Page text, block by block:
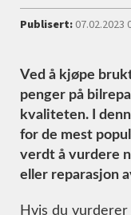
Publisert:07.02.2023
Ved å kjøpe
penger på
kvaliteten. I
for de mest
verdt å vurdere
eller reparasjon
Hvis du